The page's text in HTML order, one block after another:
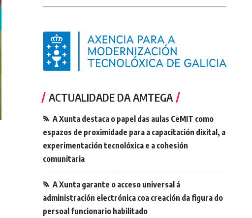
ACTUALIDADE DA AMTEGA
A Xunta destaca o papel das aulas CeMIT como
espazos de proximidade para a capacitación dixital, a
experimentación tecnolóxica e a cohesión
comunitaria
A Xunta garante o acceso universal á
administración electrónica coa creación da figura do
persoal funcionario habilitado